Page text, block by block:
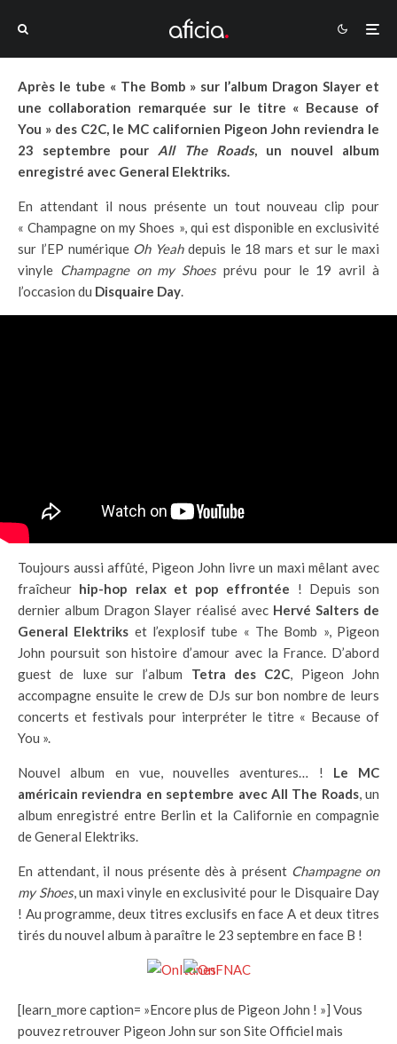
Après le tube « The Bomb » sur l’album Dragon Slayer et
une collaboration remarquée sur le titre « Because of
You » des C2C, le MC californien Pigeon John reviendra le
23 septembre pour All The Roads, un nouvel album
enregistré avec General Elektriks.
En attendant il nous présente un tout nouveau clip pour
« Champagne on my Shoes », qui est disponible en exclusivité
sur l’EP numérique Oh Yeahdepuis le 18 mars et sur le maxi
vinyle Champagne on my Shoesprévu pour le 19 avril à
l’occasion du Disquaire Day.
Toujours aussi affûté, Pigeon John livre un maxi mêlant avec
fraîcheur hip-hop relax et pop effrontée ! Depuis son
dernier album Dragon Slayer réalisé avec Hervé Salters de
General Elektriks et l’explosif tube « The Bomb », Pigeon
John poursuit son histoire d’amour avec la France. D’abord
guest de luxe sur l’album Tetra des C2C, Pigeon John
accompagne ensuite le crew de DJs sur bon nombre de leurs
concerts et festivals pour interpréter le titre « Because of
You ».
Nouvel album en vue, nouvelles aventures… ! Le MC
américain reviendra en septembre avec All The Roads, un
album enregistré entre Berlin et la Californie en compagnie
de General Elektriks.
En attendant, il nous présente dès à présent Champagne on
my Shoes, un maxi vinyle en exclusivité pour le Disquaire Day
! Au programme, deux titres exclusifs en face A et deux titres
tirés du nouvel album à paraître le 23 septembre en face B !
[learn_more caption= »Encore plus de Pigeon John ! »] Vous
pouvez retrouver Pigeon John sur son Site Officiel mais